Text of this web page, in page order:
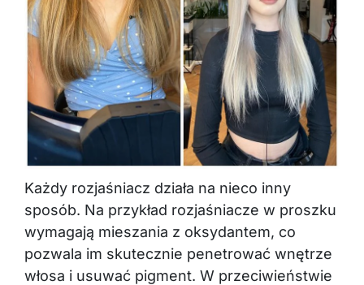
Każdy rozjaśniacz działa na nieco inny
sposób. Na przykład rozjaśniacze w proszku
wymagają mieszania z oksydantem, co
pozwala im skutecznie penetrować wnętrze
włosa i usuwać pigment. W przeciwieństwie